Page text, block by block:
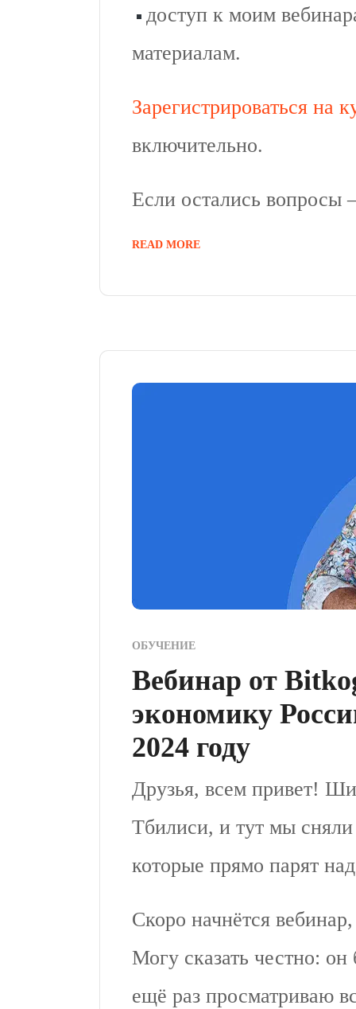
доступ к моим
материалам.
Зарегистрироваться на
включительно.
Если остались
READ MORE
ОБУЧЕНИЕ
Вебинар от
экономику
2024 году
Друзья, всем привет!
Тбилиси, и тут мы
которые прямо парят
Скоро начнётся
Могу сказать честно:
ещё раз просматриваю